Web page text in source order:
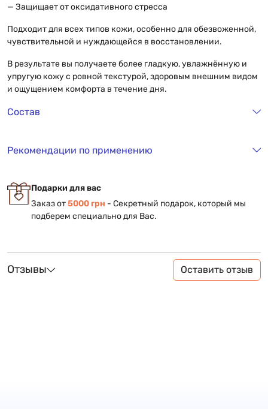
— Защищает от оксидативного стресса
Подходит для всех типов кожи, особенно для обезвоженной,
чувствительной и нуждающейся в восстановлении.
В результате вы получаете более гладкую, увлажнённую и
упругую кожу с ровной текстурой, здоровым внешним видом
и ощущением комфорта в течение дня.
Состав
Рекомендации по применению
Подарки для вас
Заказ от5000 грн - Секретный подарок, который мы
подберем специально для Вас.
Отзывы Оставить отзыв